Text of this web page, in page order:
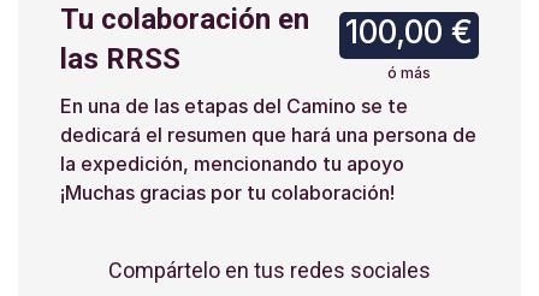
100,00 €
ó más
Tu colaboración en
las RRSS
En una de las etapas del Camino se te
dedicará el resumen que hará una persona de
la expedición, mencionando tu apoyo
¡Muchas gracias por tu colaboración!
Compártelo en tus redes sociales